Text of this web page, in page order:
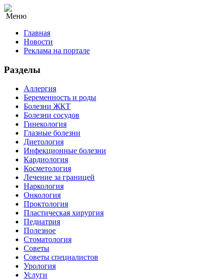
Меню
Главная
Новости
Реклама на портале
Разделы
Аллергия
Беременность и роды
Болезни ЖКТ
Болезни сосудов
Гинекология
Глазные болезни
Диетология
Инфекционные болезни
Кардиология
Косметология
Лечение за границей
Наркология
Онкология
Проктология
Пластическая хирургия
Педиатрия
Полезное
Стоматология
Советы
Советы специалистов
Урология
Услуги